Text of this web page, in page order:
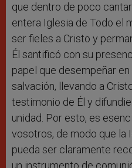
que dentro de poco
entera Iglesia de Todo el
ser fieles a Cristo y
Él santificó con su
papel que desempeñar
salvación, llevando a
testimonio de Él y
unidad. Por esto, es
vosotros, de modo que la
pueda ser claramente
un instrumento de